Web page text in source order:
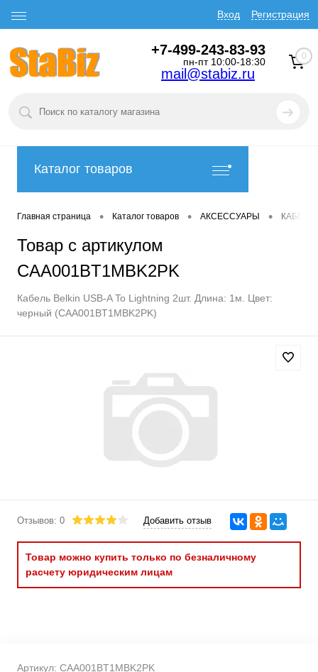
Вход Регистрация
+7-499-243-83-93
пн-пт 10:00-18:30
mail@stabiz.ru
0
Каталог товаров
Главная страница • Каталог товаров • АКСЕССУАРЫ •
Товар с артикулом
CAA001BT1MBK2PK
Кабель Belkin USB-A To Lightning 2шт. Длина: 1м. Цвет:
черный (CAA001BT1MBK2PK)
Отзывов: 0 Добавить отзыв
Товар можно купить только по безналичному
расчету юридическим лицам
Артикул: CAA001BT1MBK2PK